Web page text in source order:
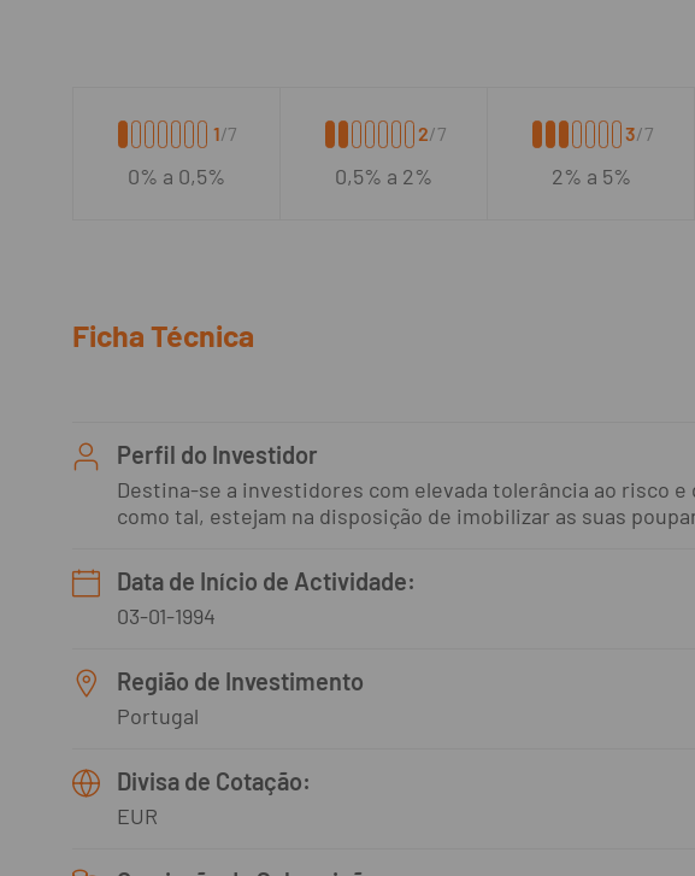
1/7
0% a 0,5%
2/7
0,5% a 2%
3/7
2% a 5%
Ficha Técnica
Perfil do Investidor
Destina-se a investidores com elevada tolerância ao risco
como tal, estejam na disposição de imobilizar as suas
Data de Início de Actividade:
03-01-1994
Região de Investimento
Portugal
Divisa de Cotação:
EUR